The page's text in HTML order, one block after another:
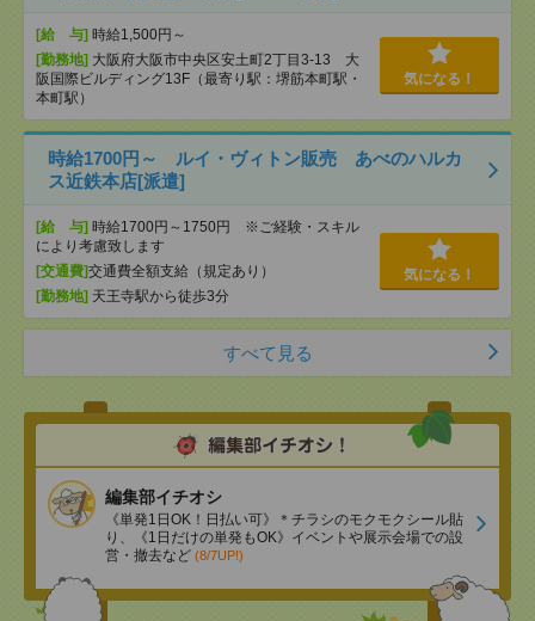
[給 与] 時給1,500円～
[勤務地] 大阪府大阪市中央区安土町2丁目3-13 大
阪国際ビルディング13F（最寄り駅：堺筋本町駅・
本町駅）
気になる！
時給1700円～ ルイ・ヴィトン販売 あべのハルカ
ス近鉄本店[派遣]
[給 与] 時給1700円～1750円 ※ご経験・スキル
により考慮致します
[交通費]交通費全額支給（規定あり）
[勤務地] 天王寺駅から徒歩3分
気になる！
すべて見る
編集部イチオシ
《単発1日OK！日払い可》＊チラシのモクモクシール貼
り、《1日だけの単発もOK》イベントや展示会場での設
営・撤去など (8/7UP!)